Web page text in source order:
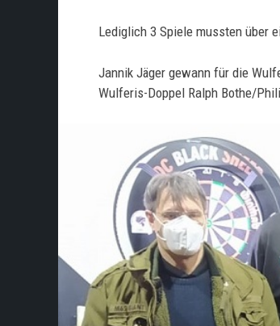
Lediglich 3 Spiele mussten über
Jannik Jäger gewann für die
Wulferis-Doppel Ralph Bothe/